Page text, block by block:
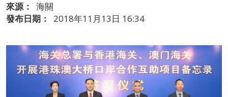
來源：
海關
發布日期：
2018年11月13日 16:34